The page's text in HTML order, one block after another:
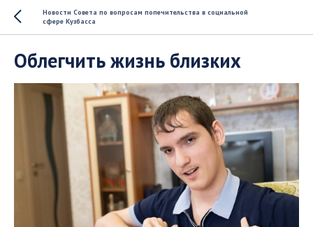
Новости Совета по вопросам попечительства в социальной
сфере Кузбасса
Облегчить жизнь близких